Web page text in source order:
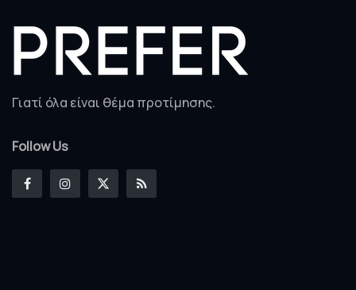
Γιατί όλα είναι θέμα προτίμησης.
Follow Us